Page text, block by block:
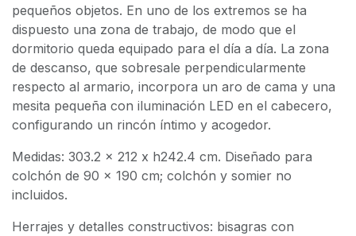
pequeños objetos. En uno de los extremos se ha
dispuesto una zona de trabajo, de modo que el
dormitorio queda equipado para el día a día. La zona
de descanso, que sobresale perpendicularmente
respecto al armario, incorpora un aro de cama y una
mesita pequeña con iluminación LED en el cabecero,
configurando un rincón íntimo y acogedor.
Medidas: 303.2 x 212 x h242.4 cm. Diseñado para
colchón de 90 x 190 cm; colchón y somier no
incluidos.
Herrajes y detalles constructivos: bisagras con